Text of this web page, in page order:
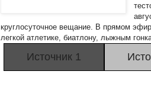
круглосуточное вещание. В прямом
легкой атлетике, биатлону, лыжным
Источник 1